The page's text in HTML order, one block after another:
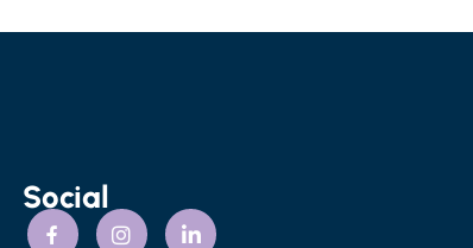
Social